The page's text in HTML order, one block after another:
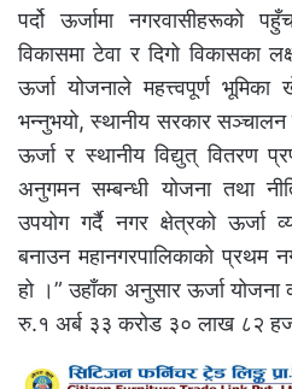
पर्दो ऊर्जामा नगरवासीहरूको
विकासमा टेवा र दिगो विकासका
ऊर्जा योजनाले महत्त्वपूर्ण
भन्नुभयो, स्थानीय सरकार
ऊर्जा र स्थानीय विद्युत् वितरण
अनुगमन सम्बन्धी योजना तथा
उपयोग गर्दै नगर क्षेत्रको ऊर्जा
बनाउन महानगरपालिकाको प्रथम
हो ।” उहाँका अनुसार ऊर्जा योजना
रु.१ अर्ब ३३ करोड ३० लाख ८२